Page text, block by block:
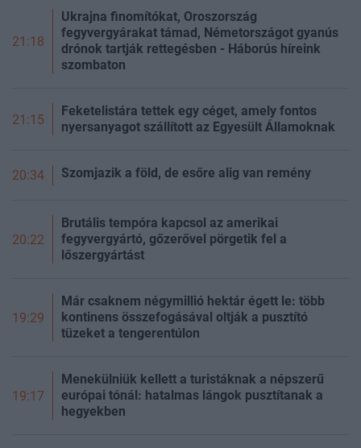
21:18
Ukrajna finomítókat, Oroszország
fegyvergyárakat támad, Németországot gyanús
drónok tartják rettegésben - Háborús híreink
szombaton
21:15
Feketelistára tettek egy céget, amely fontos
nyersanyagot szállított az Egyesült Államoknak
20:34 Szomjazik a föld, de esőre alig van remény
20:22
Brutális tempóra kapcsol az amerikai
fegyvergyártó, gőzerővel pörgetik fel a
lőszergyártást
19:29
Már csaknem négymillió hektár égett le: több
kontinens összefogásával oltják a pusztító
tüzeket a tengerentúlon
19:17
Menekülniük kellett a turistáknak a népszerű
európai tónál: hatalmas lángok pusztítanak a
hegyekben